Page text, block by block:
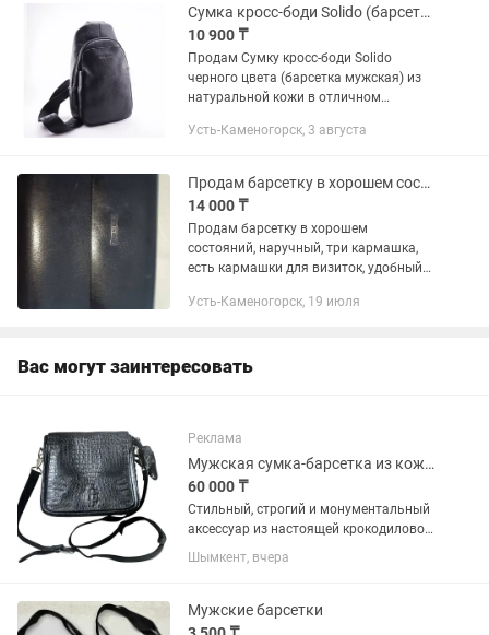
Сумка кросс-боди Solido (барсетка мужская)
10 900 ₸
Продам Сумку кросс-боди Solido
черного цвета (барсетка мужская) из
натуральной кожи в отличном
Была куплена в магазине за 33 000
Усть-Каменогорск, 3 августа
Продам барсетку в хорошем состоянии
14 000 ₸
Продам барсетку в хорошем
состояний, наручный, три кармашка,
есть кармашки для визиток, удобный
Усть-Каменогорск, 19 июля
Вас могут заинтересовать
Реклама
Мужская сумка-барсетка из кожи крокодила (оригинал)
60 000 ₸
Стильный, строгий и монументальный
аксессуар из настоящей крокодиловой
кожи. Каждое такое изделие
уникально, так как природный узор
Состояние: Превосходное....
Шымкент, вчера
Мужские барсетки